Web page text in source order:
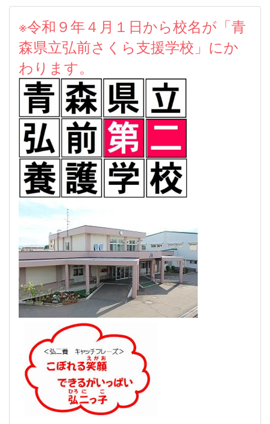
※令和９年４月１日から校名が「青
森県立弘前さくら支援学校」にか
わります。